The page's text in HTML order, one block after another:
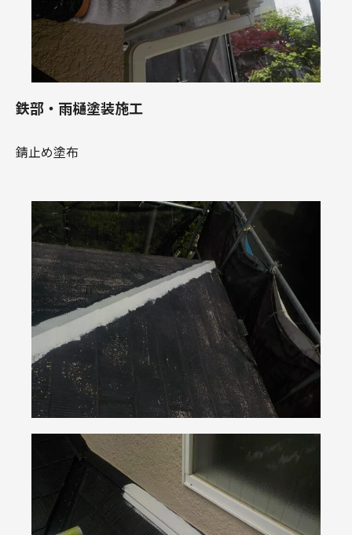
鉄部・雨樋塗装施工
錆止め塗布